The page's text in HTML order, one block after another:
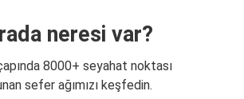
neresi var?
8000+ seyahat noktası
sefer ağımızı keşfedin.